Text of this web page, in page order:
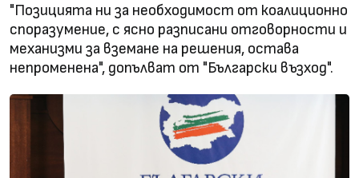
"Позицията ни за необходимост от коалиционно
споразумение, с ясно разписани отговорности и
механизми за вземане на решения, остава
непроменена", допълват от "Български възход".